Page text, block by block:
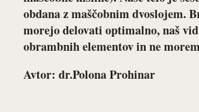
obdana z maščobnim dvoslojem.
morejo delovati optimalno, naš
obrambnih elementov in ne
Avtor: dr.Polona Prohinar